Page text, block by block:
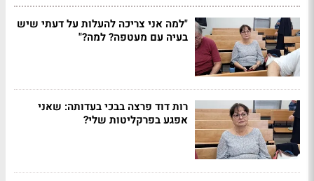
"למה אני צריכה להעלות על דעתי שיש
בעיה עם מעטפה? למה?"
רות דוד פרצה בבכי בעדותה: שאני
אפגע בפרקליטות שלי?